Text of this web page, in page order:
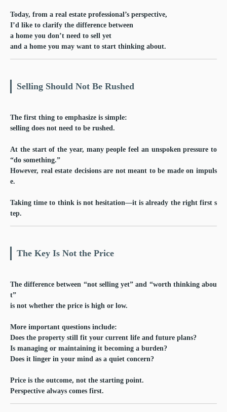
Today, from a real estate professional’s perspective,
I’d like to clarify the difference between
a home you don’t need to sell yet
and a home you may want to start thinking about.
Selling Should Not Be Rushed
The first thing to emphasize is simple:
selling does not need to be rushed.
At the start of the year, many people feel an unspoken pressure to
“do something.”
However, real estate decisions are not meant to be made on impuls
e.
Taking time to think is not hesitation—it is already the right first s
tep.
The Key Is Not the Price
The difference between “not selling yet” and “worth thinking abou
t”
is not whether the price is high or low.
More important questions include:
Does the property still fit your current life and future plans?
Is managing or maintaining it becoming a burden?
Does it linger in your mind as a quiet concern?
Price is the outcome, not the starting point.
Perspective always comes first.